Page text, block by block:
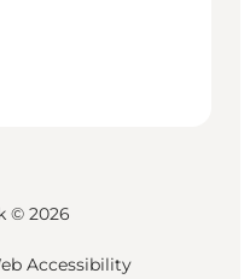
© 2026
Accessibility